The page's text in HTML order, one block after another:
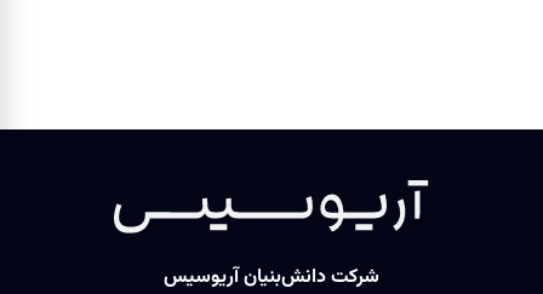
شرکت دانش‌بنیان آریوسیس